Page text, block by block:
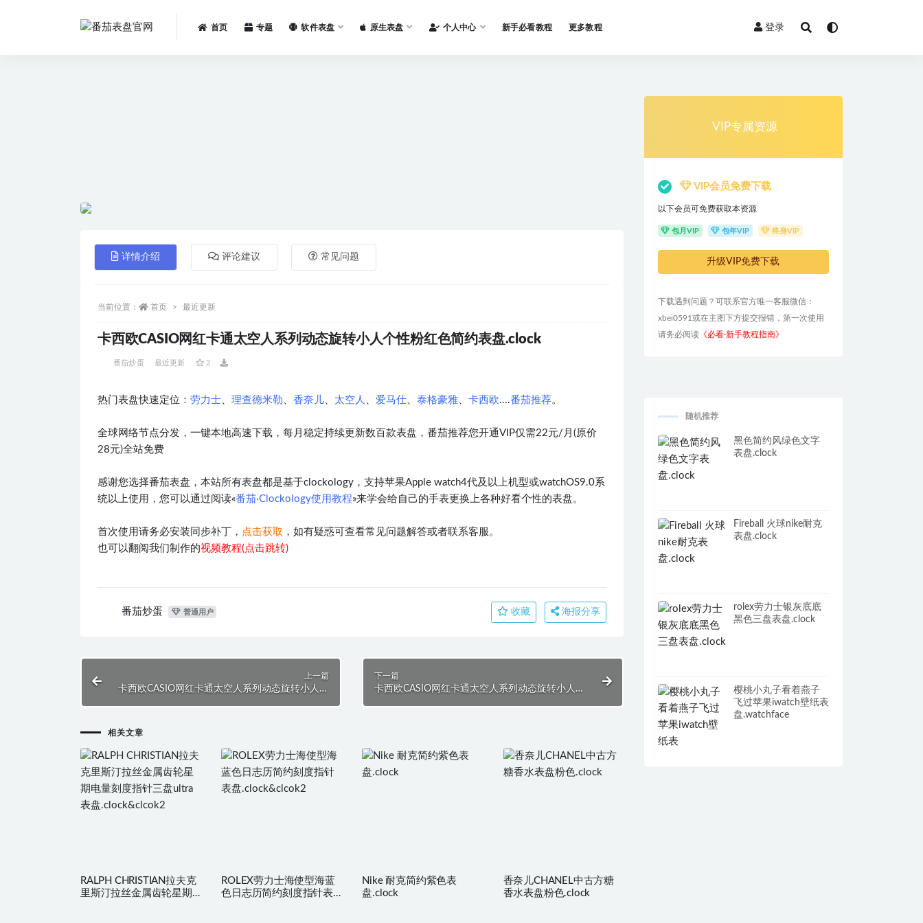
首页 专题 软件表盘 原生表盘 个人中心 新手必看教程 更多教程 登录
详情介绍 评论建议 常见问题
当前位置： 首页 最近更新
卡西欧CASIO网红卡通太空人系列动态旋转小人个性粉红色简约表盘.clock
番茄炒蛋 最近更新 2
热门表盘快速定位： 劳力士 理查德米勒 香奈儿 太空人 爱马仕 泰格豪雅 卡西欧....番茄推荐。
全球网络节点分发，一键本地高速下载，每月稳定持续更新数百款表盘，番茄推荐您开通VIP仅需22元/月(原价
28元)全站免费
感谢您选择番茄表盘，本站所有表盘都是基于clockology，支持苹果Apple watch4代及以上机型或watchOS9.0系
统以上使用，您可以通过阅读«番茄·Clockology使用教程»来学会给自己的手表更换上各种好看个性的表盘。
首次使用请务必安装同步补丁， 点击获取 ，如有疑惑可查看常见问题解答或者联系客服。
也可以翻阅我们制作的视频教程(点击跳转)
番茄炒蛋 普通用户 收藏 海报分享
上一篇
卡西欧CASIO网红卡通太空人系列动态旋转小人个
下一篇
卡西欧CASIO网红卡通太空人系列动态旋转小人炫
相关文章
RALPH CHRISTIAN拉夫克
里斯汀拉丝金属齿轮星期
ROLEX劳力士海使型海蓝
色日志历简约刻度指针表
Nike 耐克简约紫色表
盘.clock
香奈儿CHANEL中古方糖
香水表盘粉色.clock
VIP专属资源
VIP会员免费下载
以下会员可免费获取本资源
包月VIP 包年VIP 终身VIP
升级VIP免费下载
下载遇到问题？可联系官方唯一客服微信：
xbei0591或在主图下方提交报错，第一次使用
请务必阅读《必看·新手教程指南》
随机推荐
黑色简约风绿色文字
表盘.clock
Fireball 火球nike耐克
表盘.clock
rolex劳力士银灰底底
黑色三盘表盘.clock
樱桃小丸子看着燕子
飞过苹果iwatch壁纸表
盘.watchface